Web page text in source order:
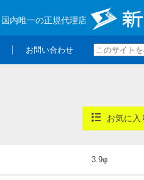
国内唯一の正規代理店
お問い合わせ
お気に入
3.9φ